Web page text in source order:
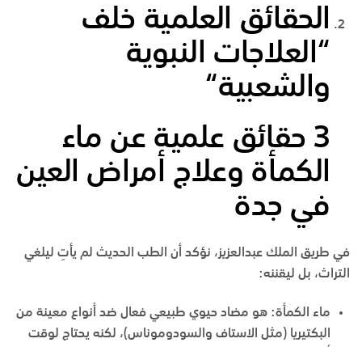
الحقائق العلمية خلف
“العلاجات النبوية
والشعبية“
3 حقائق علمية عن ماء
الكمأة وعلاج أمراض العين
في جدة
في طريق الملك عبدالعزيز، نؤكد أن الطب الحديث لم يأتِ ليلغي
التراث، بل ليقننه:
ماء الكمأة: هو مضاد حيوي طبيعي فعال ضد أنواع معينة من
البكتيريا (مثل الاستاف والسودوموناس)، لكنه يحتاج لوقت